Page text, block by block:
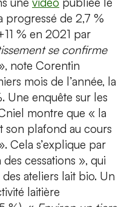
progressé de 2,7 %
% en 2021 par
se confirme
note Corentin
mois de l’année, la
Une enquête sur les
montre que « la
son plafond au cours
Cela s’explique par
cessations », qui
ateliers lait bio. Un
laitière